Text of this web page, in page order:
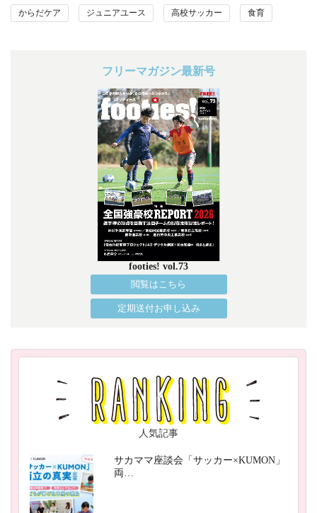
からだケア ジュニアユース 高校サッカー 食育
フリーマガジン最新号
footies! vol.73
閲覧はこちら
定期送付お申し込み
人気記事
サカママ座談会「サッカー×KUMON」
両…